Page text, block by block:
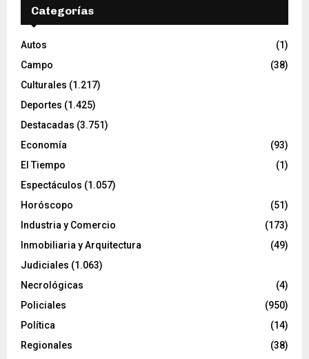
Categorías
Autos
(1)
Campo
(38)
Culturales (1.217)
Deportes (1.425)
Destacadas (3.751)
Economía
(93)
El Tiempo
(1)
Espectáculos (1.057)
Horóscopo
(51)
Industria y Comercio
(173)
Inmobiliaria y Arquitectura
(49)
Judiciales (1.063)
Necrológicas
(4)
Policiales
(950)
Política
(14)
Regionales
(38)